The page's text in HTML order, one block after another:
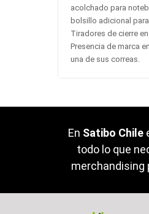
acolchado para
bolsillo adicional
Tiradores de cierre
Presencia de marca
una de sus correas.
En Satibo Chile
todo lo que
merchandising